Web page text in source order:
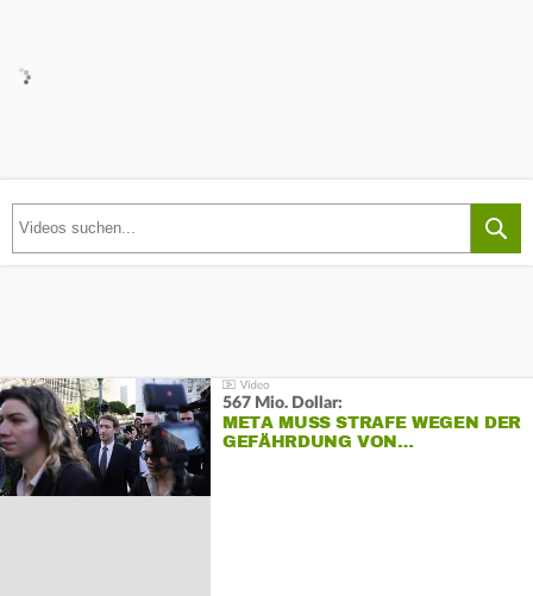
567 Mio. Dollar:
META MUSS STRAFE WEGEN DER
GEFÄHRDUNG VON…